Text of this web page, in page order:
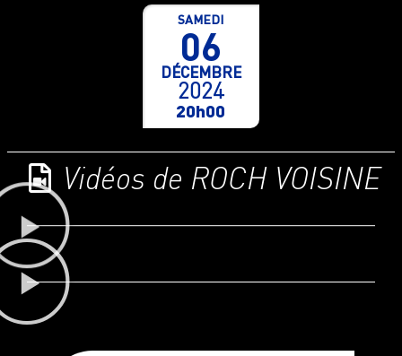
SAMEDI
06
DÉCEMBRE
2024
20h00
Vidéos de ROCH VOISINE